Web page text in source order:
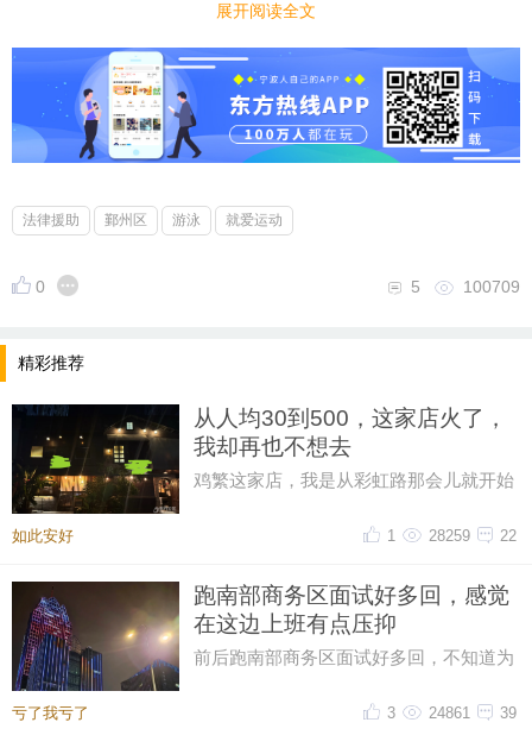
联系他们，目前电话要不是没人接要么就是通话中。
选择氧动力办卡是因为看他们好歹在文化广场也办了
很多年了，不像某日一样给人感觉就是要跑路一样，
生意不好了，但是这种损失转嫁给消费者说不过去
0多，现在说只给我退1000多，再磨下去费时费力还没
己的书面材料和电话录音什么都保存了。这几天我再
打打电话试试，看看是什么进展了……
展开阅读全文
法律援助 鄞州区 游泳 就爱运动
0 100709
5
精彩推荐
从人均30到500，这家店火了，
我却再也不想去
鸡繁这家店，我是从彩虹路那会儿就开始
声再多，我也愿意去，那时候感
如此安好 22
28259
1
跑南部商务区面试好多回，感觉
在这边上班有点压抑
前后跑南部商务区面试好多回，不知道为
片密集写字楼自带压抑感，上下
亏了我亏了 39
24861
3